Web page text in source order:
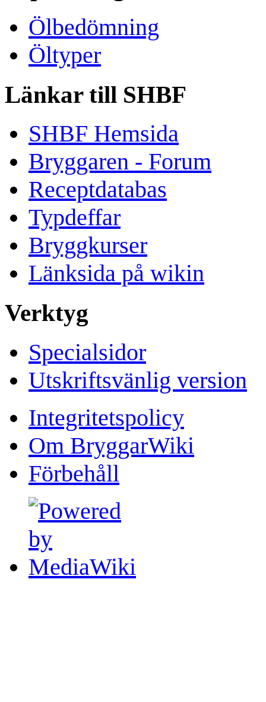
Ölbedömning
Öltyper
Länkar till SHBF
SHBF Hemsida
Bryggaren - Forum
Receptdatabas
Typdeffar
Bryggkurser
Länksida på wikin
Verktyg
Specialsidor
Utskriftsvänlig version
Integritetspolicy
Om BryggarWiki
Förbehåll